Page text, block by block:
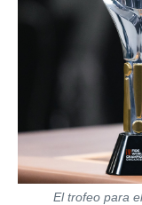
El trofeo para